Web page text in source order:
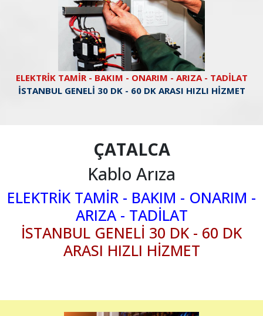
ELEKTRİK TAMİR - BAKIM - ONARIM - ARIZA - TADİLAT
İSTANBUL GENELİ 30 DK - 60 DK ARASI HIZLI HİZMET
ÇATALCA
Kablo Arıza
ELEKTRİK TAMİR - BAKIM - ONARIM -
ARIZA - TADİLAT
İSTANBUL GENELİ 30 DK - 60 DK
ARASI HIZLI HİZMET